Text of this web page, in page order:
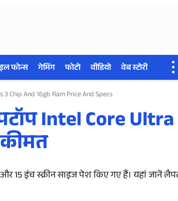
फोन्स गेमिंग फोटो वीडियो वेब स्टोरी
Chip And 16gb Ram Price And Specs
Intel Core Ultra
15 इंच स्क्रीन साइज पेश किए गए हैं। यहां जानें